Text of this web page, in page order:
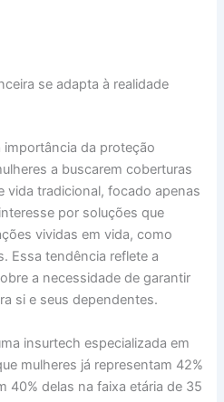
se adapta à realidade
da proteção
a buscarem coberturas
vida tradicional, focado apenas
por soluções que
vividas em vida, como
Essa tendência reflete a
a necessidade de garantir
si e seus dependentes.
insurtech especializada em
mulheres já representam 42%
40% delas na faixa etária de 35